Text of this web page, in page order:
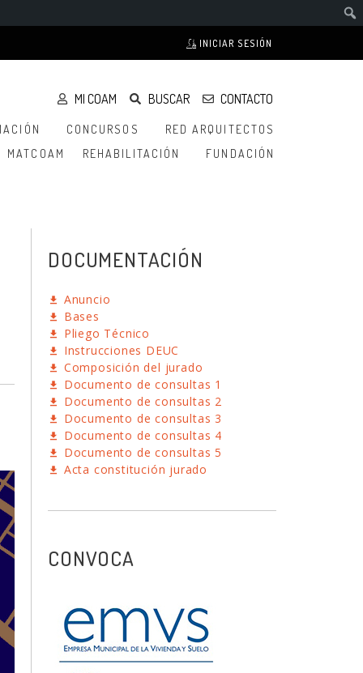
INICIAR SESIÓN
MI COAM BUSCAR CONTACTO
CONCURSOS
RED ARQUITECTOS
MATCOAM REHABILITACIÓN FUNDACIÓN
DOCUMENTACIÓN
Anuncio
Bases
Pliego Técnico
Instrucciones DEUC
Composición del jurado
Documento de consultas 1
Documento de consultas 2
Documento de consultas 3
Documento de consultas 4
Documento de consultas 5
Acta constitución jurado
CONVOCA